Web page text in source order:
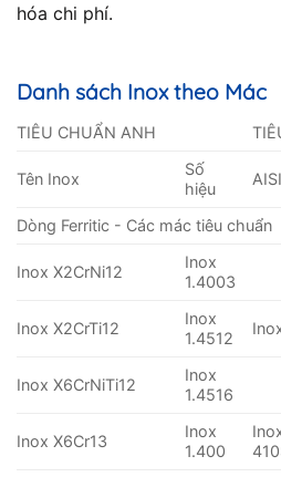
hóa chi phí.
Danh sách Inox theo Mác
TIÊU CHUẨN ANH
Tên Inox
Số
hiệu
AISI
Dòng Ferritic - Các mác tiêu chuẩn
Inox X2CrNi12
Inox
1.4003
Inox X2CrTi12
Inox
1.4512
Inox X6CrNiTi12
Inox
1.4516
Inox X6Cr13
Inox
1.400